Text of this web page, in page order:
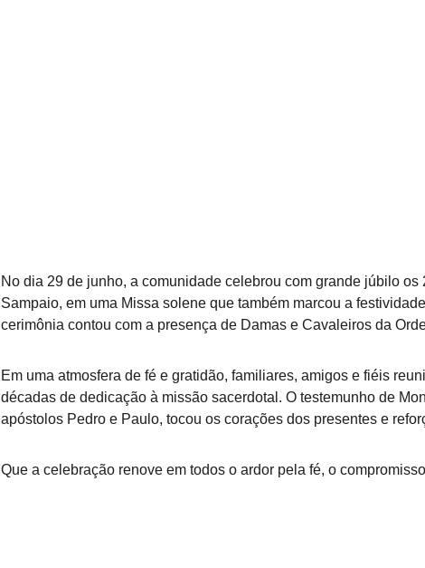
No dia 29 de junho, a comunidade celebrou com grande júbilo
Sampaio, em uma Missa solene que também marcou a
cerimônia contou com a presença de Damas e Cavaleiros da
Em uma atmosfera de fé e gratidão, familiares, amigos e fiéis
décadas de dedicação à missão sacerdotal. O testemunho de
apóstolos Pedro e Paulo, tocou os corações dos presentes e
Que a celebração renove em todos o ardor pela fé, o